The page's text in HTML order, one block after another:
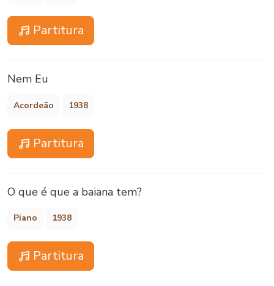
Partitura
Nem Eu
Acordeão 1938
Partitura
O que é que a baiana tem?
Piano 1938
Partitura